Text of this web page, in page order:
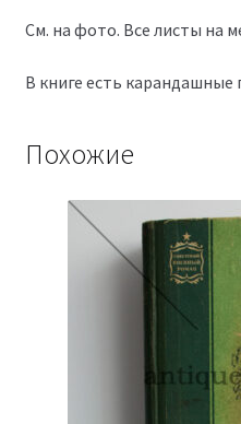
См. на фото. Все листы на
В книге есть карандашные
Похожие